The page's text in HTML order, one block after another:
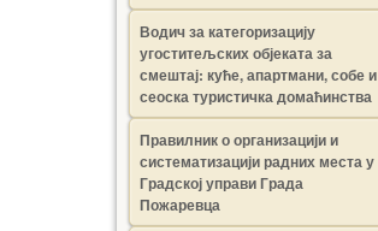
Водич за категоризацију
угоститељских објеката за
смештај: куће, апартмани, собе и
сеоска туристичка домаћинства
Правилник о организацији и
систематизацији радних места у
Градској управи Града
Пожаревца